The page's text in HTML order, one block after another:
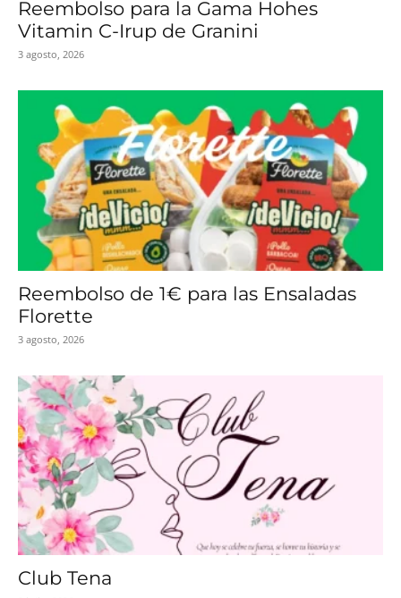
Reembolso para la Gama Hohes
Vitamin C-Irup de Granini
3 agosto, 2026
Reembolso de 1€ para las Ensaladas
Florette
3 agosto, 2026
Club Tena